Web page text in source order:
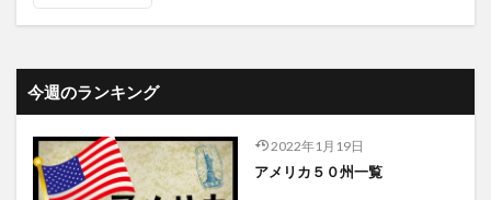
今週のランキング
2022年1月19日
アメリカ５０州一覧